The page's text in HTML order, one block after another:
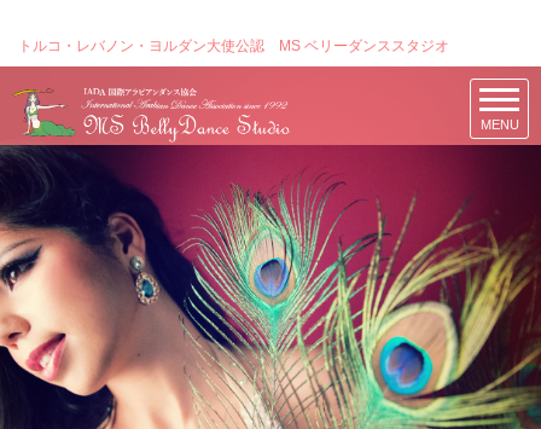
トルコ・レバノン・ヨルダン大使公認 MS ベリーダンススタジオ
MENU